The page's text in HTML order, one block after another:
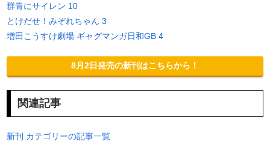
群青にサイレン 10
とけだせ！みぞれちゃん 3
増田こうすけ劇場 ギャグマンガ日和GB 4
8月2日発売の新刊はこちらから！
関連記事
新刊 カテゴリーの記事一覧